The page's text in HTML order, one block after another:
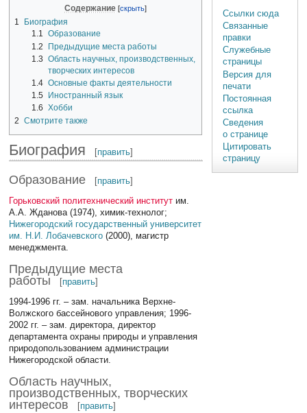
Содержание
1
Биография
1.1 Образование
1.2
Предыдущие места работы
1.3 Область научных, производственных,
творческих интересов
1.4 Основные факты деятельности
1.5
Иностранный язык
1.6 Хобби
2
Смотрите также
Биография [править]
Образование [править]
Горьковский политехнический институт им.
А.А. Жданова (1974), химик-технолог;
Нижегородский государственный университет
им. Н.И. Лобачевского (2000), магистр
менеджмента.
Предыдущие места
работы
[править]
1994-1996 гг. – зам. начальника Верхне-
Волжского бассейнового управления; 1996-
2002 гг. – зам. директора, директор
департамента охраны природы и управления
природопользованием администрации
Нижегородской области.
Область научных,
производственных, творческих
интересов
[править]
Ссылки сюда
Связанные
правки
Служебные
страницы
Версия для
печати
Постоянная
ссылка
Сведения
о странице
Цитировать
страницу